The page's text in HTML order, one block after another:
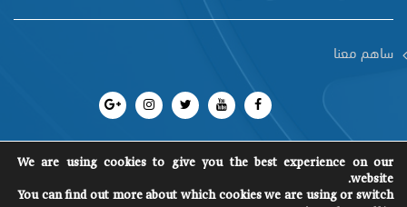
ساهم معنا
جميع الحقوق محفوظة 2018 SCM
©
We are using cookies to give you the best experience on our
website.
You can find out more about which cookies we are using or switch